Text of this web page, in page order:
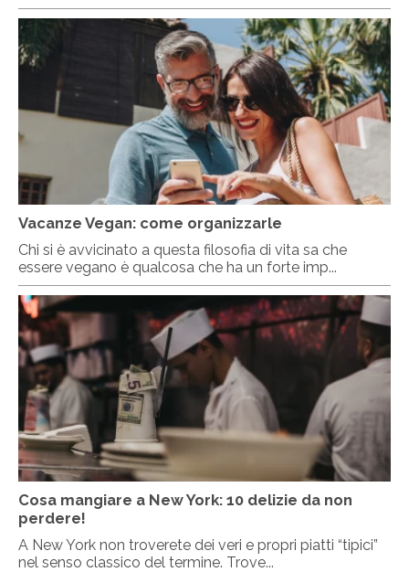
Vacanze Vegan: come organizzarle
Chi si è avvicinato a questa filosofia di vita sa che
essere vegano è qualcosa che ha un forte imp...
Cosa mangiare a New York: 10 delizie da non
perdere!
A New York non troverete dei veri e propri piatti “tipici”
nel senso classico del termine. Trove...